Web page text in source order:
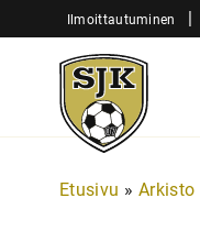
sisältöön
Ilmoittautuminen |
Sjk-
Juniorit
Etusivu » Arkisto